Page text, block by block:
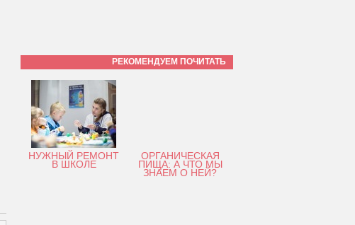
РЕКОМЕНДУЕМ ПОЧИТАТЬ
НУЖНЫЙ РЕМОНТ
В ШКОЛЕ
ОРГАНИЧЕСКАЯ
ПИЩА: А ЧТО МЫ
ЗНАЕМ О НЕЙ?